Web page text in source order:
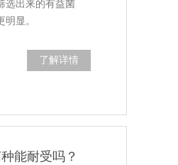
选出来的有益菌
显。
了解详情
能耐受吗？